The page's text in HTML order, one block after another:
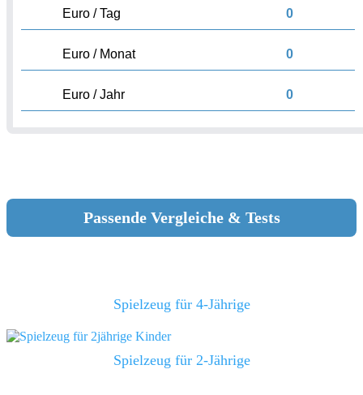
Euro / Tag 0
Euro / Monat 0
Euro / Jahr 0
Passende Vergleiche & Tests
Spielzeug für 4-Jährige
Spielzeug für 2-Jährige